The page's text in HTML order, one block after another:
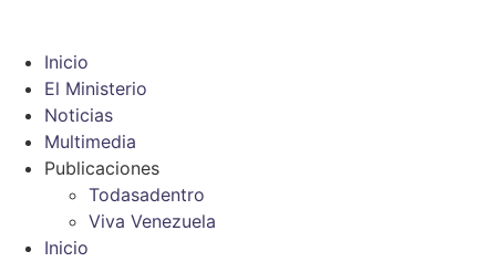
contenido
Inicio
El Ministerio
Noticias
Multimedia
Publicaciones
Todasadentro
Viva Venezuela
Inicio